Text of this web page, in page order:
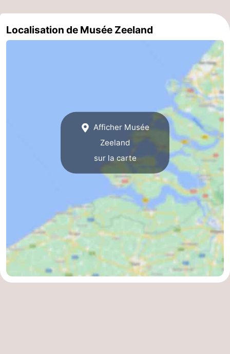
Zoutelande
-
Het
Zwin
Contact
Localisation de Musée Zeeland
Afficher Musée
Zeeland
sur la carte